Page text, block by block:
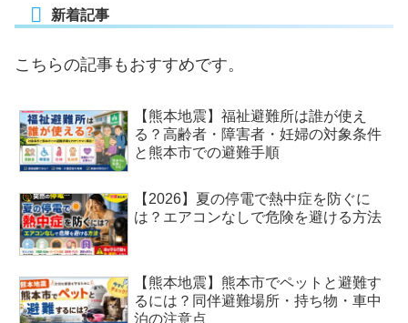
新着記事
こちらの記事もおすすめです。
【熊本地震】福祉避難所は誰が使え
る？高齢者・障害者・妊婦の対象条件
と熊本市での避難手順
【2026】夏の停電で熱中症を防ぐに
は？エアコンなしで危険を避ける方法
【熊本地震】熊本市でペットと避難す
るには？同伴避難場所・持ち物・車中
泊の注意点